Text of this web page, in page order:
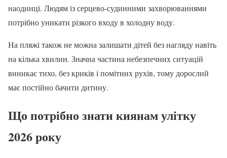
наодинці. Людям із серцево-судинними захворюваннями
потрібно уникати різкого входу в холодну воду.
На пляжі також не можна залишати дітей без нагляду навіть
на кілька хвилин. Значна частина небезпечних ситуацій
виникає тихо, без криків і помітних рухів, тому дорослий
має постійно бачити дитину.
Що потрібно знати киянам улітку
2026 року